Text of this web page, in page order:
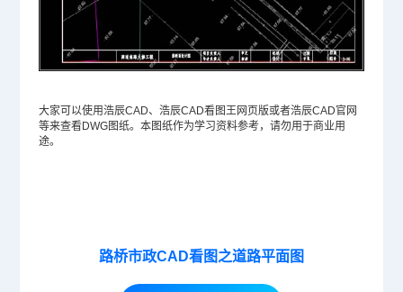
大家可以使用浩辰CAD、浩辰CAD看图王网页版或者浩辰CAD官网
等来查看DWG图纸。本图纸作为学习资料参考，请勿用于商业用
途。
路桥市政CAD看图之道路平面图